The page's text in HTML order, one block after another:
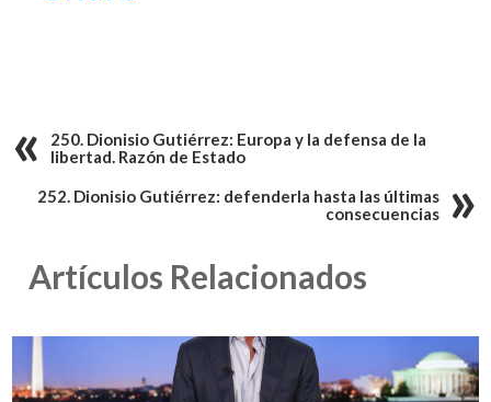
250. Dionisio Gutiérrez: Europa y la defensa de la
libertad. Razón de Estado
252. Dionisio Gutiérrez: defenderla hasta las últimas
consecuencias
Artículos Relacionados